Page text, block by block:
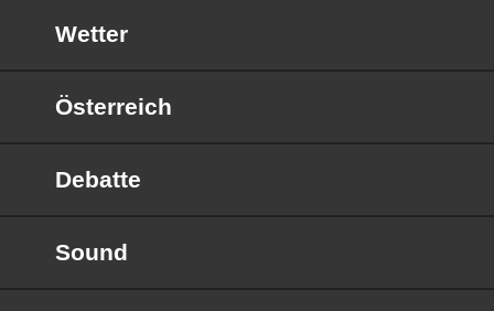
Wetter
Österreich
Debatte
Sound